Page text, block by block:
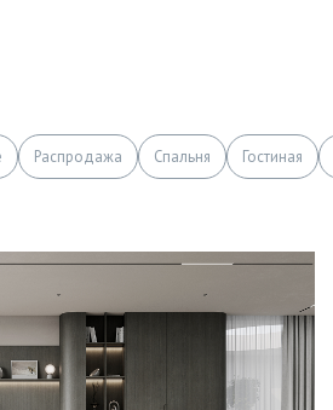
Распродажа Спальня Гостиная